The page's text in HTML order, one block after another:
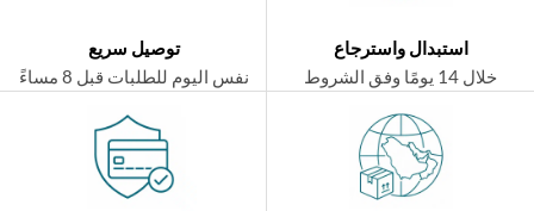
استبدال واسترجاع
توصيل سريع
نفس اليوم للطلبات قبل 8 مساءً